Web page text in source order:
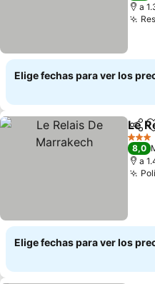
a
Elige fechas para ver los
Le
3
8,0
a
Elige fechas para ver los